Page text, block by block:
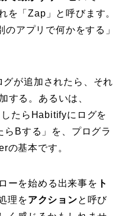
を「Zap」と呼びます。
アプリで何かをする」
が追加されたら、それ
する。あるいは、
たらHabitifyにログを
Bする」を、プログラ
の基本です。
ーを始める出来事を ト
理をアクションと呼び